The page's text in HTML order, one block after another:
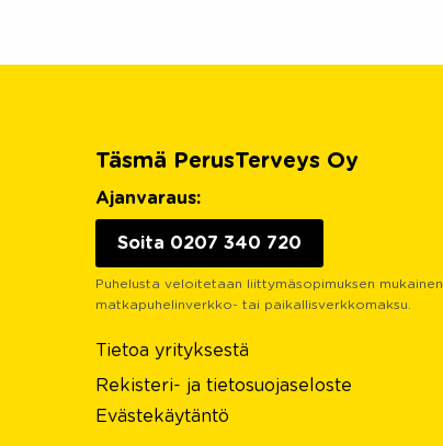
Täsmä PerusTerveys Oy
Ajanvaraus:
Soita 0207 340 720
Puhelusta veloitetaan liittymäsopimuksen mukainen
matkapuhelinverkko- tai paikallisverkkomaksu.
Tietoa yrityksestä
Rekisteri- ja tietosuojaseloste
Evästekäytäntö